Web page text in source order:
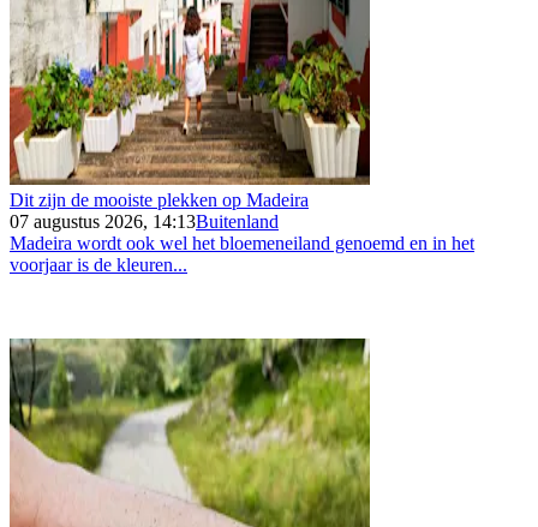
Dit zijn de mooiste plekken op Madeira
07 augustus 2026, 14:13Buitenland
Madeira wordt ook wel het bloemeneiland genoemd en in het
voorjaar is de kleuren...